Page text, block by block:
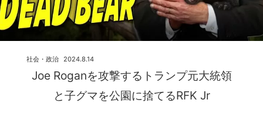
Joe Roganを攻撃するトランプ元大統領
と子グマを公園に捨てるRFK Jr
2024.8.14
社会・政治